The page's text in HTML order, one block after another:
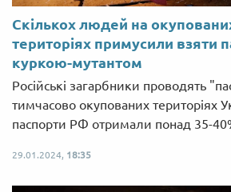
Скількох людей на
територіях примусили взяти
куркою-мутантом
Російські загарбники проводять
тимчасово окупованих територіях
паспорти РФ отримали понад 35-
29.01.2024, 18:35